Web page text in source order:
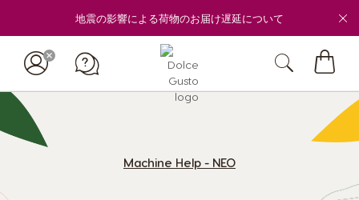
地震の影響による荷物のお届け遅延について
カ
ー
ト
Machine Help - NEO